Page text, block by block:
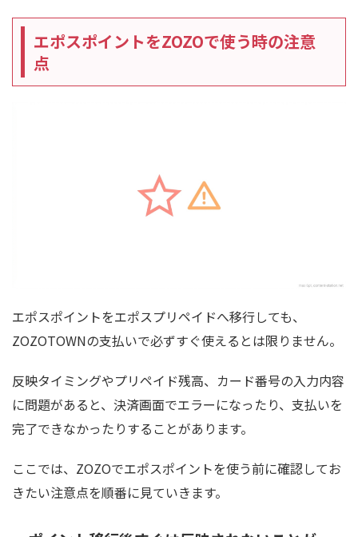
エポスポイントをZOZOで使う時の注意
点
エポスポイントをエポスプリペイドへ移行しても、
ZOZOTOWNの支払いで必ずすぐ使えるとは限りません。
反映タイミングやプリペイド残高、カード番号の入力内容
に問題があると、決済画面でエラーになったり、支払いを
完了できなかったりすることがあります。
ここでは、ZOZOでエポスポイントを使う前に確認してお
きたい注意点を順番に見ていきます。